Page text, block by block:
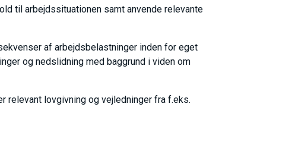
til arbejdssituationen samt anvende relevante
af arbejdsbelastninger inden for eget
og nedslidning med baggrund i viden om
relevant lovgivning og vejledninger fra f.eks.